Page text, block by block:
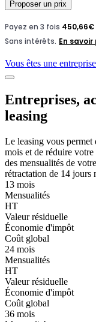
Proposer un prix
Vous êtes une
Entreprises,
leasing
Le leasing vous
mois et de réduire
des mensualités de
rétractation de 14 jours
13 mois
Mensualités
HT
Valeur résiduelle
Économie d'impôt
Coût global
24 mois
Mensualités
HT
Valeur résiduelle
Économie d'impôt
Coût global
36 mois